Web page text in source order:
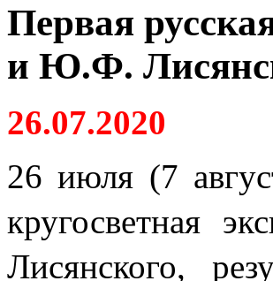
Первая
и Ю.Ф.
26.07.2020
26 июля (7
кругосветная
Лисянского,